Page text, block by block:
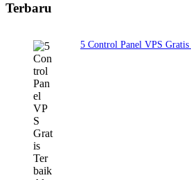
Terbaru
5 Control Panel VPS